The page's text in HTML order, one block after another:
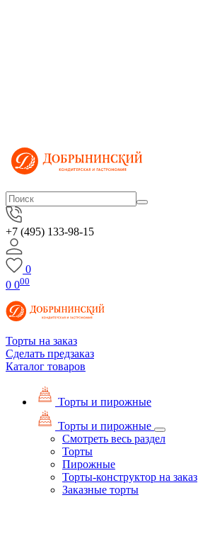
+7 (495) 133-98-15
0
0 000
Торты на заказ
Сделать предзаказ
Каталог товаров
Торты и пирожные
Торты и пирожные
Смотреть весь раздел
Торты
Пирожные
Торты-конструктор на заказ
Заказные торты